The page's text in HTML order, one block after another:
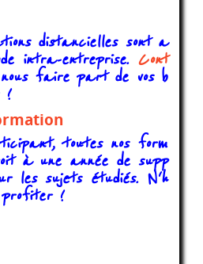
distancielles sont a
intra-entreprise. Cont
faire part de vos b
!
toutes nos form
à une année de supp
les sujets étudiés. N'h
!